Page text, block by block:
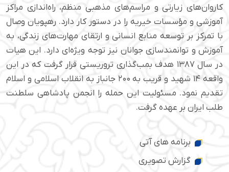
کاروان‌های زیارتی و مراسم‌های مذهبی منظم، راه‌اندازی مراکز
آموزشی و مؤسسات خیریه را در دستور کار دارد. رهپویان وصال
با تمرکز بر توسعه منابع انسانی و ارتقای مهارت‌های زندگی، به
آموزش و توانمندسازی جوانان نیز توجه ویژه‌ای دارد. این هیات
در سال ۱۳۸۷ هدف بمب‌گذاری تروریستی قرار گرفت که در این
واقعه ۱۴ شهید و قریب به ۲۰۰ جانباز به انقلاب اسلامی و اسلام
تقدیم نمود. مسئولیت این حمله را انجمن پادشاهی سلطنت
طلب ایران بر عهده گرفت.
برنامه های آتی
گزارش تصویری